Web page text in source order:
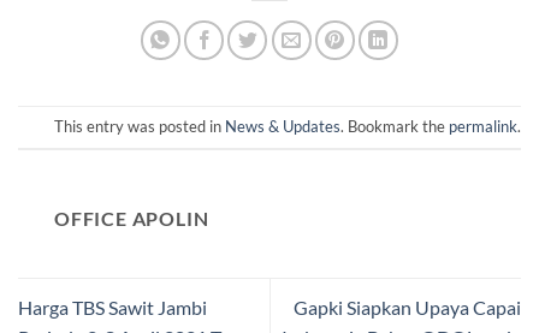
This entry was posted in News & Updates. Bookmark the permalink.
OFFICE APOLIN
Harga TBS Sawit Jambi
Gapki Siapkan Upaya Capai